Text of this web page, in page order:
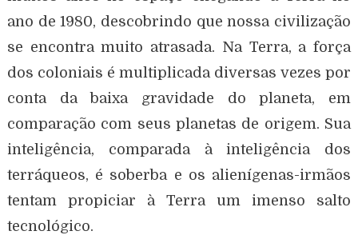
ano de 1980, descobrindo que nossa civilização
se encontra muito atrasada. Na Terra, a força
dos coloniais é multiplicada diversas vezes por
conta da baixa gravidade do planeta, em
comparação com seus planetas de origem. Sua
inteligência, comparada à inteligência dos
terráqueos, é soberba e os alienígenas-irmãos
tentam propiciar à Terra um imenso salto
tecnológico.